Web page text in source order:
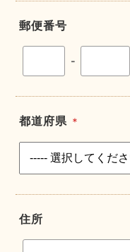
郵便番号
-
都道府県 ＊
住所